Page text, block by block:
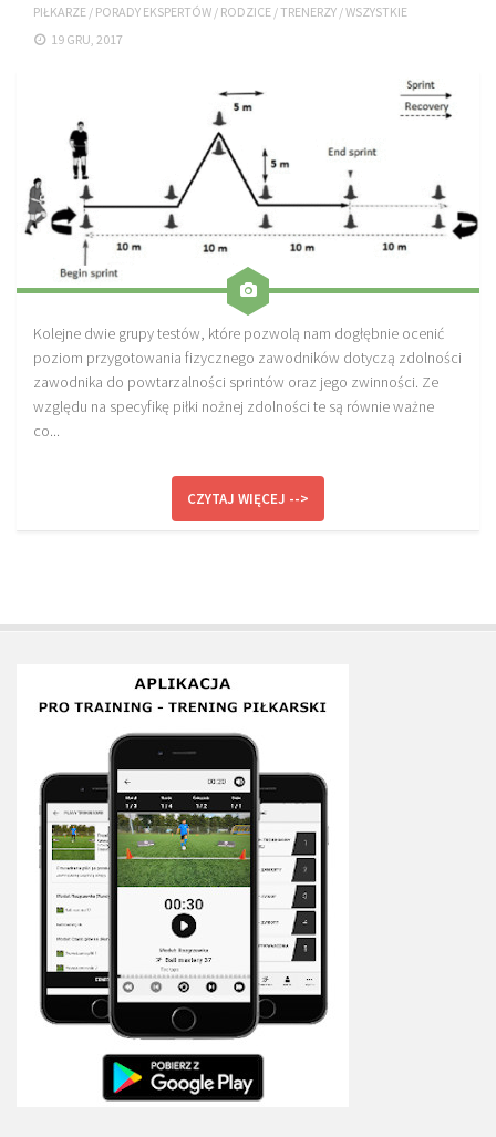
Drążki do ćwiczeń PRO TRAINING
Guma oporowa PRO TRAINING
PRODUKTY
Piłkarska Kuchnia
Poradnik Piłkarza
Zeszyt Trenera
Dziennik Piłkarza
Planer Trenera – dziennik, konspekty, notatki
Plany treningowe
Plan treningowy core stability
Plan treningowy szybkość i dynamika
Program treningu biegowego
Edukacja
Plany treningowe
Aplikacja Pro Training
Sprzęt treningowy
Kontakt
Od autorów
Kontakt
PIŁKARZE / PORADY EKSPERTÓW / RODZICE /TRENERZY /WSZYSTKIE
19 GRU, 2017
Kolejne dwie grupy testów, które pozwolą nam dogłębnie ocenić
poziom przygotowania fizycznego zawodników dotyczą zdolności
zawodnika do powtarzalności sprintów oraz jego zwinności. Ze
względu na specyfikę piłki nożnej zdolności te są równie ważne
co...
CZYTAJ WIĘCEJ -->